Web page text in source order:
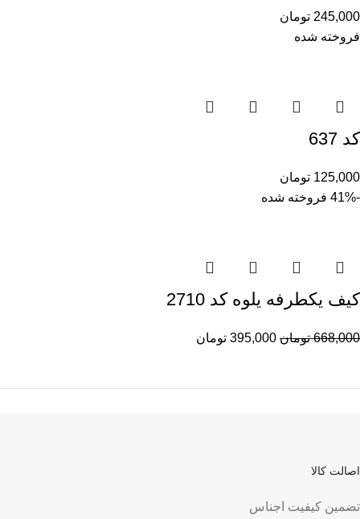
245,000 تومان
فروخته شده
کد 637
125,000 تومان
-41%
فروخته شده
کیف یکطرفه یلوه کد 2710
668,000 تومان 395,000 تومان
اصالت کالا
تضمین کیفیت اجناس